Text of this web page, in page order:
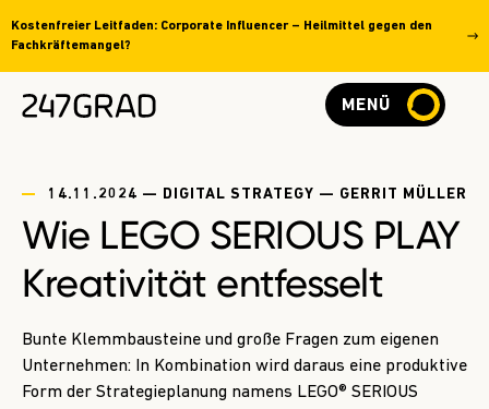
Kostenfreier Leitfaden: Corporate Influencer – Heilmittel gegen den
Fachkräftemangel?
MENÜ
14.11.2024 — DIGITAL STRATEGY — GERRIT MÜLLER
Wie LEGO SERIOUS PLAY
Kreativität entfesselt
Bunte Klemmbausteine und große Fragen zum eigenen
Unternehmen: In Kombination wird daraus eine produktive
Form der Strategieplanung namens LEGO® SERIOUS